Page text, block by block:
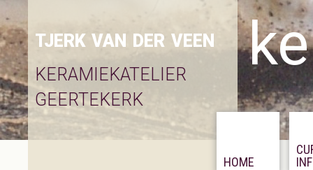
tjerk van der veen
keramiekatelier
geertekerk
HOME